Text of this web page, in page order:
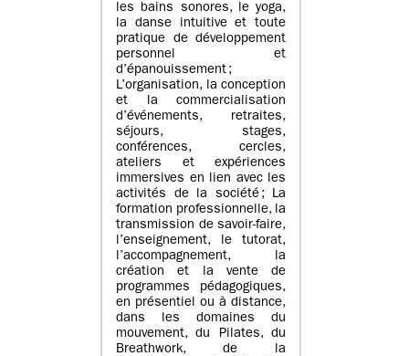
les bains sonores, le yoga,
la danse intuitive et toute
pratique de développement
personnel et
d’épanouissement ;
L’organisation, la conception
et la commercialisation
d’événements, retraites,
séjours, stages,
conférences, cercles,
ateliers et expériences
immersives en lien avec les
activités de la société ; La
formation professionnelle, la
transmission de savoir-faire,
l’enseignement, le tutorat,
l’accompagnement, la
création et la vente de
programmes pédagogiques,
en présentiel ou à distance,
dans les domaines du
mouvement, du Pilates, du
Breathwork, de la